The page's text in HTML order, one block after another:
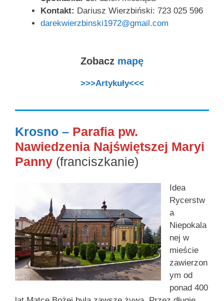
Kontakt: Dariusz Wierzbiński: 723 025 596
darekwierzbinski1972@gmail.com
Zobacz mapę
>>>Artykuły<<<
Krosno – Parafia pw.
Nawiedzenia Najświętszej Maryi
Panny (franciszkanie)
Idea
Rycerstw
a
Niepokala
nej w
mieście
zawierzon
ym od
ponad 400